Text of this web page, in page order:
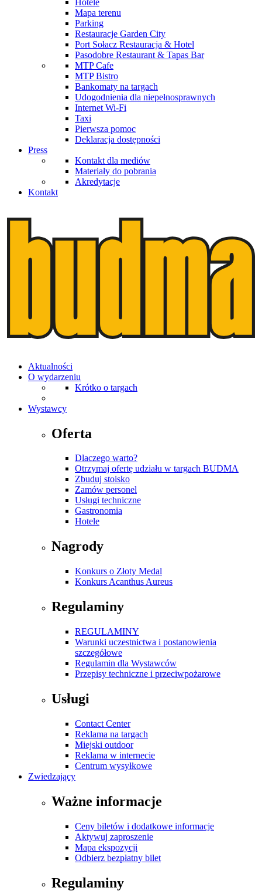
Mapa terenu
Parking
Restauracje Garden City
Port Sołacz Restauracja & Hotel
Pasodobre Restaurant & Tapas Bar
MTP Cafe
MTP Bistro
Bankomaty na targach
Udogodnienia dla niepełnosprawnych
Internet Wi-Fi
Taxi
Pierwsza pomoc
Deklaracja dostępności
Press
Kontakt dla mediów
Materiały do pobrania
Akredytacje
Kontakt
Aktualności
O wydarzeniu
Krótko o targach
Wystawcy
Oferta
Dlaczego warto?
Otrzymaj ofertę udziału w targach BUDMA
Zbuduj stoisko
Zamów personel
Usługi techniczne
Gastronomia
Hotele
Nagrody
Konkurs o Złoty Medal
Konkurs Acanthus Aureus
Regulaminy
REGULAMINY
Warunki uczestnictwa i postanowienia
szczegółowe
Regulamin dla Wystawców
Przepisy techniczne i przeciwpożarowe
Usługi
Contact Center
Reklama na targach
Miejski outdoor
Reklama w internecie
Centrum wysyłkowe
Zwiedzający
Ważne informacje
Ceny biletów i dodatkowe informacje
Aktywuj zaproszenie
Mapa ekspozycji
Odbierz bezpłatny bilet
Regulaminy